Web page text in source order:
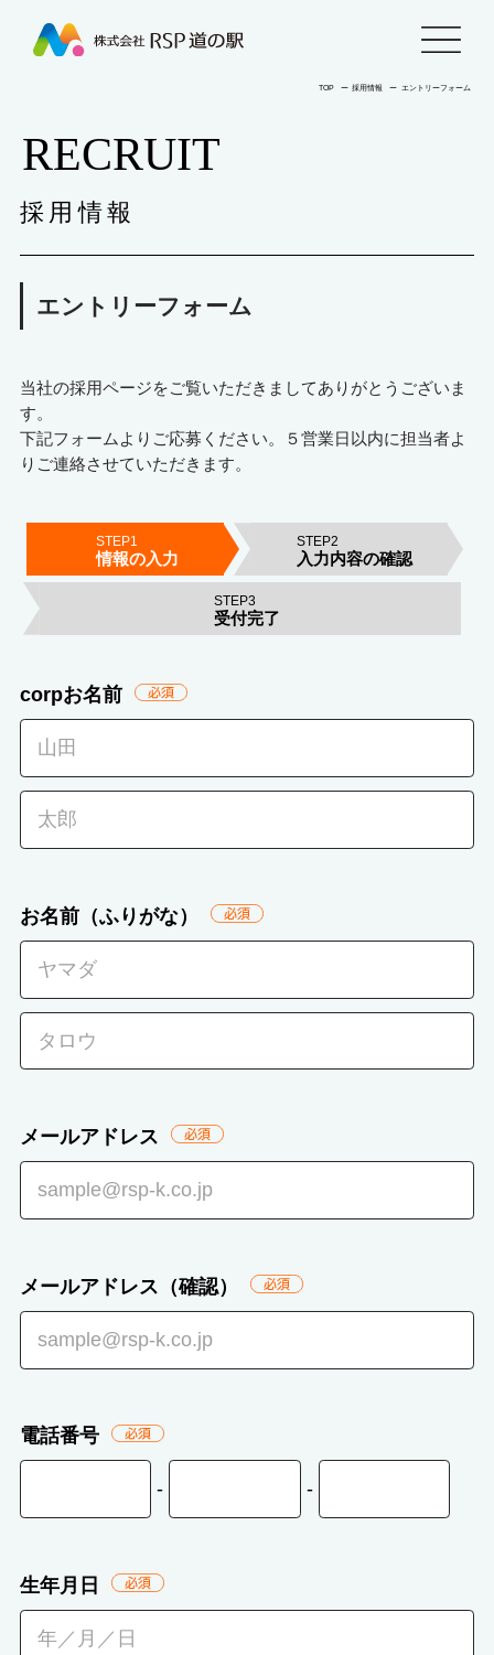
株
会
社
RSP
道
の
駅
menu
TOP ー 採用情報 ー エントリーフォーム
RECRUIT
採用情報
エントリーフォーム
当社の採用ページをご覧いただきましてありがとうございま
す。
下記フォームよりご応募ください。５営業日以内に担当者よ
りご連絡させていただきます。
STEP1
情報の入力
STEP2
入力内容の確認
STEP3
受付完了
corpお名前 必
須
お名前（ふりがな）
必
須
メールアドレス 必
須
メールアドレス（確認）
必
須
電話番号 必
須
-
-
生年月日
必
須